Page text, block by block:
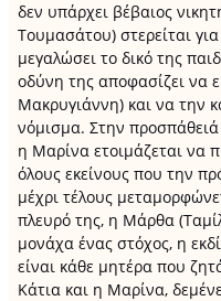
δεν υπάρχει βέβαιος
Τουμασάτου) στερείται
μεγαλώσει το δικό της
οδύνη της αποφασίζει να
Μακρυγιάννη) και να την
νόμισμα. Στην
η Μαρίνα ετοιμάζεται να
όλους εκείνους που την
μέχρι τέλους
πλευρό της, η Μάρθα
μονάχα ένας στόχος, η
είναι κάθε μητέρα που
Κάτια και η Μαρίνα,